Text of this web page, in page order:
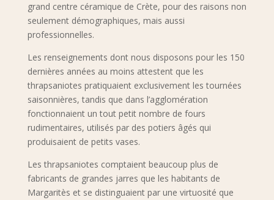
grand centre céramique de Crète, pour des raisons non
seulement démographiques, mais aussi
professionnelles.
Les renseignements dont nous disposons pour les 150
dernières années au moins attestent que les
thrapsaniotes pratiquaient exclusivement les tournées
saisonnières, tandis que dans l’agglomération
fonctionnaient un tout petit nombre de fours
rudimentaires, utilisés par des potiers âgés qui
produisaient de petits vases.
Les thrapsaniotes comptaient beaucoup plus de
fabricants de grandes jarres que les habitants de
Margaritès et se distinguaient par une virtuosité que